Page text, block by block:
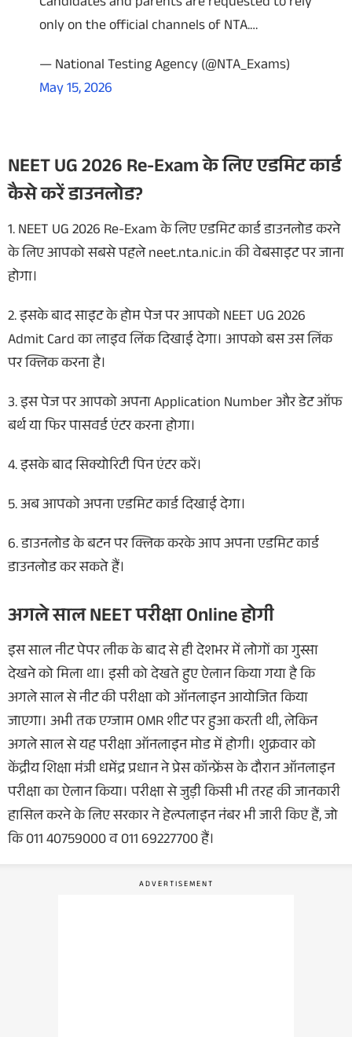
only on the official channels of NTA.…
— National Testing Agency (@NTA_Exams)
May 15, 2026
NEET UG 2026 Re-Exam के लिए एडमिट कार्ड
कैसे करें डाउनलोड?
1. NEET UG 2026 Re-Exam के लिए एडमिट कार्ड डाउनलोड करने
के लिए आपको सबसे पहले neet.nta.nic.in की वेबसाइट पर जाना
होगा।
2. इसके बाद साइट के होम पेज पर आपको NEET UG 2026
Admit Card का लाइव लिंक दिखाई देगा। आपको बस उस लिंक
पर क्लिक करना है।
3. इस पेज पर आपको अपना Application Number और डेट ऑफ
बर्थ या फिर पासवर्ड एंटर करना होगा।
4. इसके बाद सिक्योरिटी पिन एंटर करें।
5. अब आपको अपना एडमिट कार्ड दिखाई देगा।
6. डाउनलोड के बटन पर क्लिक करके आप अपना एडमिट कार्ड
डाउनलोड कर सकते हैं।
अगले साल NEET परीक्षा Online होगी
इस साल नीट पेपर लीक के बाद से ही देशभर में लोगों का गुस्सा
देखने को मिला था। इसी को देखते हुए ऐलान किया गया है कि
अगले साल से नीट की परीक्षा को ऑनलाइन आयोजित किया
जाएगा। अभी तक एग्जाम OMR शीट पर हुआ करती थी, लेकिन
अगले साल से यह परीक्षा ऑनलाइन मोड में होगी। शुक्रवार को
केंद्रीय शिक्षा मंत्री धमेंद्र प्रधान ने प्रेस कॉन्फ्रेंस के दौरान ऑनलाइन
परीक्षा का ऐलान किया। परीक्षा से जुड़ी किसी भी तरह की जानकारी
हासिल करने के लिए सरकार ने हेल्पलाइन नंबर भी जारी किए हैं, जो
कि 011 40759000 व 011 69227700 हैं।